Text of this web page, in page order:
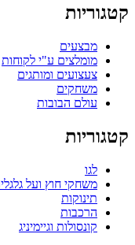
מבצעים
מומלצים ע"י לקוחות
צעצועים ומותגים
משחקים
עולם הבובות
לגו
משחקי חוץ ועל גלגלים
תינוקות
הרכבות
קונסולות וגיימיניג